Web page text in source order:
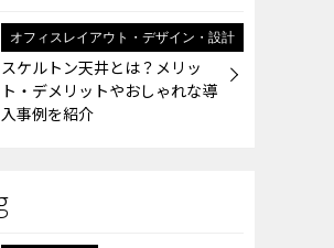
オフィスレイアウト・デザイン・設計
スケルトン天井とは？メリッ
ト・デメリットやおしゃれな導
入事例を紹介